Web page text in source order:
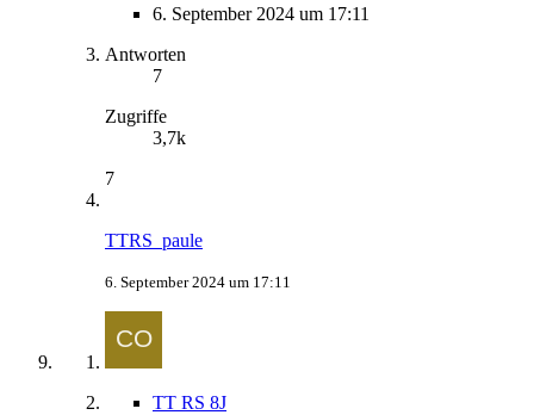
6. September 2024 um 17:11
Antworten
7
Zugriffe
3,7k
7
TTRS_paule
6. September 2024 um 17:11
TT RS 8J